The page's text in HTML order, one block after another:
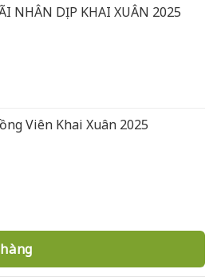
NHÂN DỊP KHAI XUÂN 2025
Viên Khai Xuân 2025